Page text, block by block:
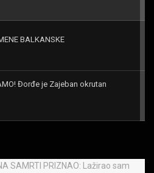
BALKANSKE
Đorđe je Zajeban okrutan